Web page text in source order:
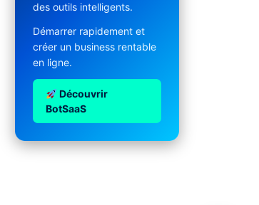
des outils intelligents.
Démarrer rapidement et
créer un business rentable
en ligne.
Découvrir
BotSaaS